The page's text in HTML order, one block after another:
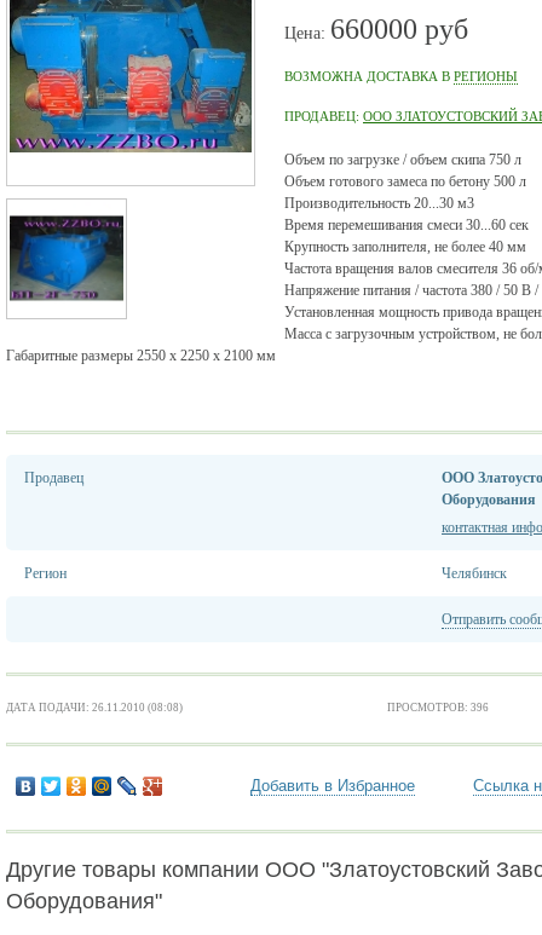
Цена: 660000 руб
ВОЗМОЖНА ДОСТАВКА В РЕГИОНЫ
ПРОДАВЕЦ: ООО ЗЛАТОУСТОВСКИЙ
Объем по загрузке / объем скипа 750 л
Объем готового замеса по бетону 500 л
Производительность 20...30 м3
Время перемешивания смеси 30...60 сек
Крупность заполнителя, не более 40 мм
Частота вращения валов смесителя 36
Напряжение питания / частота 380 / 50 В
Установленная мощность привода
Масса с загрузочным устройством, не
Габаритные размеры 2550 х 2250 х 2100 мм
Продавец
ООО
Оборудования
контактная
Регион Челябинск
Отправить
ДАТА ПОДАЧИ: 26.11.2010 (08:08) ПРОСМОТРОВ: 396
Добавить в Избранное Ссылка
Другие товары компании ООО "Златоустовский
Оборудования"